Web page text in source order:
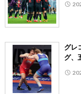
グレ
グ、